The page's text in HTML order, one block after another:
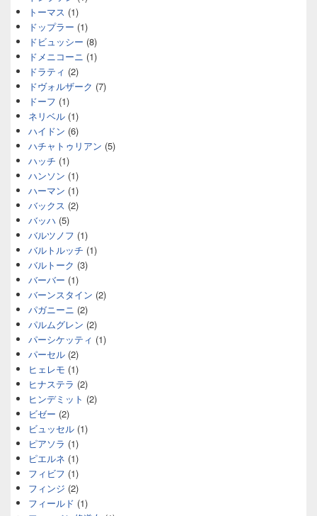
トーマス (1)
ドップラー (1)
ドビュッシー (8)
ドメニコーニ (1)
ドラティ (2)
ドヴォルザーク (7)
ドーフ (1)
ネリベル (1)
ハイドン (6)
ハチャトゥリアン (5)
ハッチ (1)
ハンソン (1)
ハーマン (1)
バックス (2)
バッハ (5)
バルツノフ (1)
バルトルッチ (1)
バルトーク (3)
バーバー (1)
バーンスタイン (2)
パガニーニ (2)
パルムグレン (2)
パーシケッティ (1)
パーセル (2)
ヒェレモ (1)
ヒナステラ (2)
ヒンデミット (2)
ビゼー (2)
ビュッセル (1)
ピアソラ (1)
ピエルネ (1)
フィビフ (1)
フィンジ (2)
フィールド (1)